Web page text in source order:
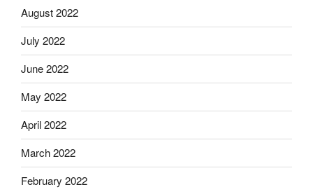
August 2022
July 2022
June 2022
May 2022
April 2022
March 2022
February 2022